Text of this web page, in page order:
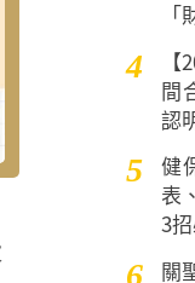
4
間
認
5
健
表
3
6 關